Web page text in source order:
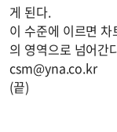
게 된다.
이 수준에 이르면
의 영역으로 넘어간
csm@yna.co.kr
(끝)